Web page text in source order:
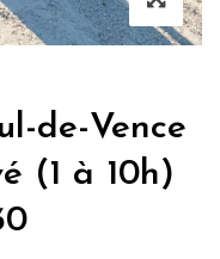
de-Vence
(1 à 10h)